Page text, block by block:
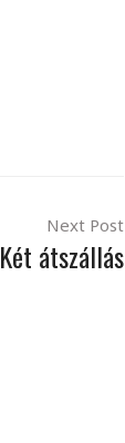
Next Post
Két átszállás